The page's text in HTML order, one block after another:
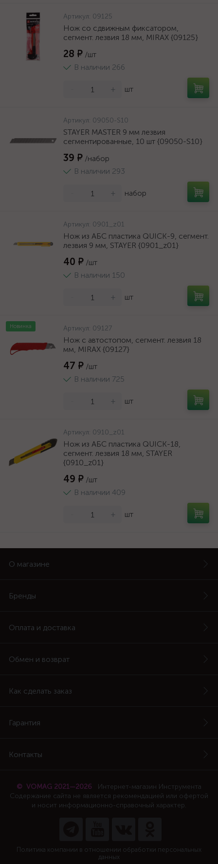
Артикул: 09125
Нож со сдвижным фиксатором,
сегмент. лезвия 18 мм, MIRAX {09125}
28 ₽ /шт
В наличии 266
+ шт
Артикул: 09050-S10
STAYER MASTER 9 мм лезвия
сегментированные, 10 шт {09050-S10}
39 ₽ /набор
В наличии 293
+ набор
Артикул: 0901_z01
Нож из АБС пластика QUICK-9, сегмент.
лезвия 9 мм, STAYER {0901_z01}
40 ₽ /шт
В наличии 150
+ шт
Новинка Артикул: 09127
Нож с автостопом, сегмент. лезвия 18
мм, MIRAX {09127}
47 ₽ /шт
В наличии 725
+ шт
Артикул: 0910_z01
Нож из АБС пластика QUICK-18,
сегмент. лезвия 18 мм, STAYER
{0910_z01}
49 ₽ /шт
В наличии 409
+ шт
О магазине
Бренды
Оплата и доставка
Обмен и возврат
Как сделать заказ
Гарантия
Контакты
© VOMAG 2021—2026
Интернет-магазин Инструмента
Содержание сайта не является рекомендацией или офертой
и носит информационно-справочный характер.
Политика компании в отношении обработки персональных
данных